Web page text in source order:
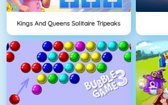
Kings And Queens Solitaire Tripeaks